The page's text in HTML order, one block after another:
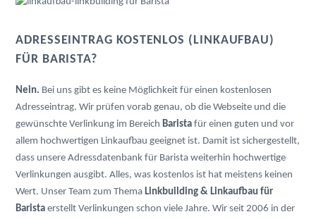
ADRESSEINTRAG KOSTENLOS (LINKAUFBAU)
FÜR BARISTA?
Nein. Bei uns gibt es keine Möglichkeit für einen kostenlosen
Adresseintrag. Wir prüfen vorab genau, ob die Webseite und die
gewünschte Verlinkung im Bereich Barista für einen guten und vor
allem hochwertigen Linkaufbau geeignet ist. Damit ist sichergestellt,
dass unsere Adressdatenbank für Barista weiterhin hochwertige
Verlinkungen ausgibt. Alles, was kostenlos ist hat meistens keinen
Wert. Unser Team zum Thema Linkbuilding & Linkaufbau für
Barista erstellt Verlinkungen schon viele Jahre. Wir seit 2006 in der